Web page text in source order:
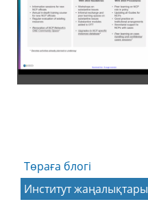
Төраға блогі
Институт жаңалықтары